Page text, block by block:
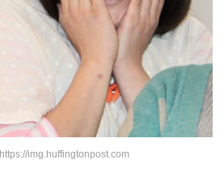
https://img.huffingtonpost.com